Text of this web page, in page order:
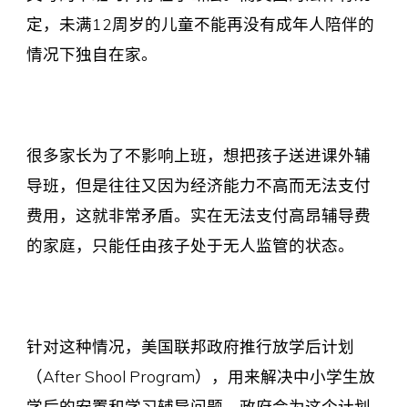
定，未满12周岁的儿童不能再没有成年人陪伴的
情况下独自在家。
很多家长为了不影响上班，想把孩子送进课外辅
导班，但是往往又因为经济能力不高而无法支付
费用，这就非常矛盾。实在无法支付高昂辅导费
的家庭，只能任由孩子处于无人监管的状态。
针对这种情况，美国联邦政府推行放学后计划
（After Shool Program），用来解决中小学生放